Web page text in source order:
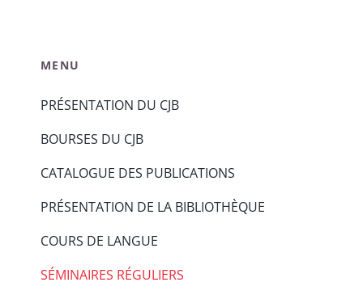
MENU
PRÉSENTATION DU CJB
BOURSES DU CJB
CATALOGUE DES PUBLICATIONS
PRÉSENTATION DE LA BIBLIOTHÈQUE
COURS DE LANGUE
SÉMINAIRES RÉGULIERS